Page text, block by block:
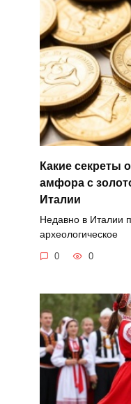
Какие секреты
амфора с
Италии
Недавно в Италии
археологическое
0 0